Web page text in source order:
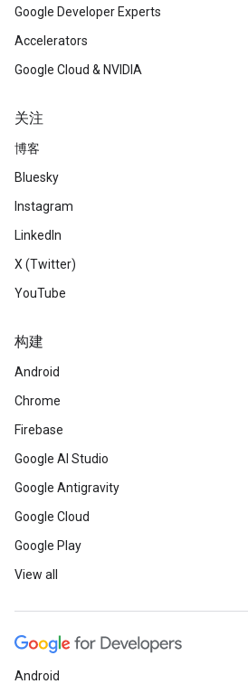
Google Developer Experts
Accelerators
Google Cloud & NVIDIA
关注
博客
Bluesky
Instagram
LinkedIn
X (Twitter)
YouTube
构建
Android
Chrome
Firebase
Google AI Studio
Google Antigravity
Google Cloud
Google Play
View all
Android